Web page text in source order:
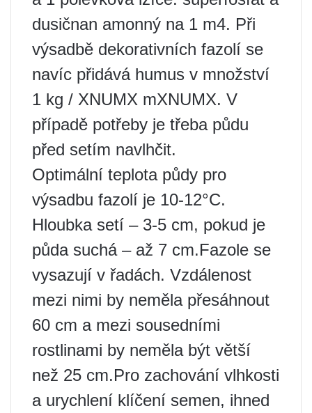
dusičnan amonný na 1 m4. Při
výsadbě dekorativních fazolí se
navíc přidává humus v množství
1 kg / XNUMX mXNUMX. V
případě potřeby je třeba půdu
před setím navlhčit.
Optimální teplota půdy pro
výsadbu fazolí je 10-12°C.
Hloubka setí – 3-5 cm, pokud je
půda suchá – až 7 cm.Fazole se
vysazují v řadách. Vzdálenost
mezi nimi by neměla přesáhnout
60 cm a mezi sousedními
rostlinami by neměla být větší
než 25 cm.Pro zachování vlhkosti
a urychlení klíčení semen, ihned